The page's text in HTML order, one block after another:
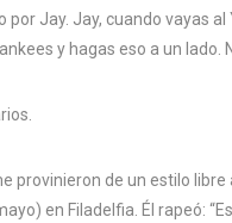
Jay. Jay, cuando vayas
y hagas eso a un lado.
provinieron de un estilo libre
en Filadelfia. Él rapeó: